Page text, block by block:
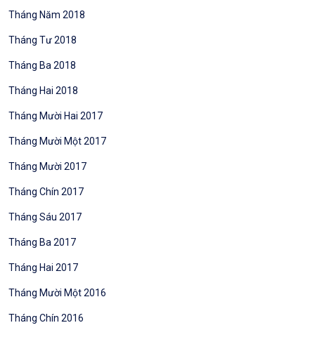
Tháng Năm 2018
Tháng Tư 2018
Tháng Ba 2018
Tháng Hai 2018
Tháng Mười Hai 2017
Tháng Mười Một 2017
Tháng Mười 2017
Tháng Chín 2017
Tháng Sáu 2017
Tháng Ba 2017
Tháng Hai 2017
Tháng Mười Một 2016
Tháng Chín 2016